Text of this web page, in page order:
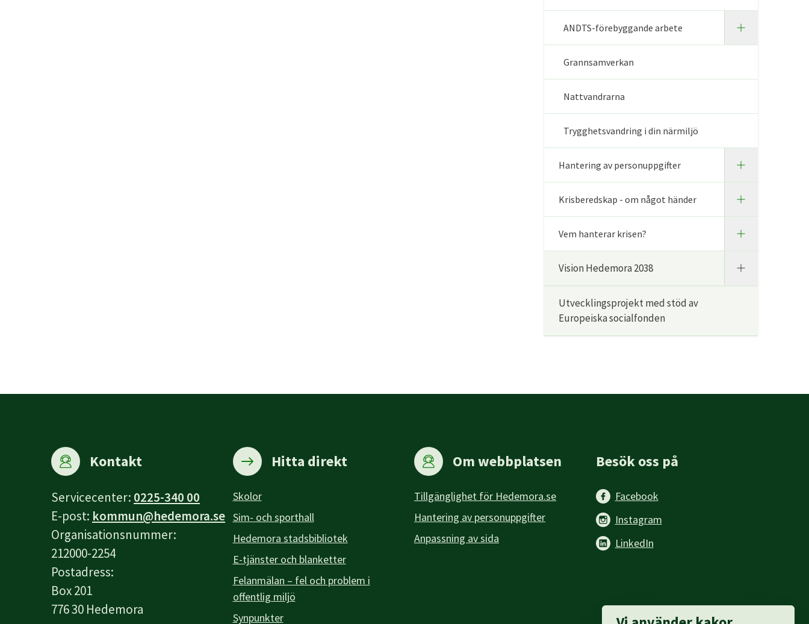
ANDTS-förebyggande arbete
Grannsamverkan
Nattvandrarna
Trygghetsvandring i din närmiljö
Hantering av personuppgifter
Krisberedskap - om något händer
Vem hanterar krisen?
Vision Hedemora 2038
Utvecklingsprojekt med stöd av
Europeiska socialfonden
Kontakt
Servicecenter: 0225-340 00
E-post: kommun@hedemora.se
Organisationsnummer:
212000-2254
Postadress:
Box 201
776 30 Hedemora
Hitta direkt
Skolor
Sim- och sporthall
Hedemora stadsbibliotek
E-tjänster och blanketter
Felanmälan – fel och problem i
offentlig miljö
Synpunkter
Om webbplatsen
Tillgänglighet för Hedemora.se
Hantering av personuppgifter
Anpassning av sida
Besök oss på
Facebook
Instagram
LinkedIn